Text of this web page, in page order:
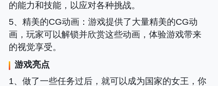
的能力和技能，以应对各种挑战。
5、 精美的CG动画：游戏提供了大量精美的CG动
画，玩家可以解锁并欣赏这些动画，体验游戏带来
的视觉享受。
游戏亮点
1、做了一些任务过后，就可以成为国家的女王，你